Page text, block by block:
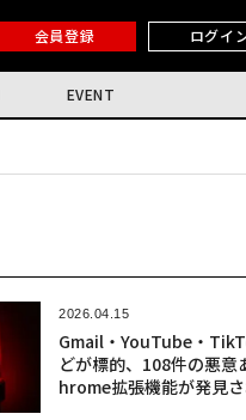
会員登録 ログイ
EVENT
2026.04.15
Gmail・YouTube・
どが標的、108件の悪意
hrome拡張機能が発見